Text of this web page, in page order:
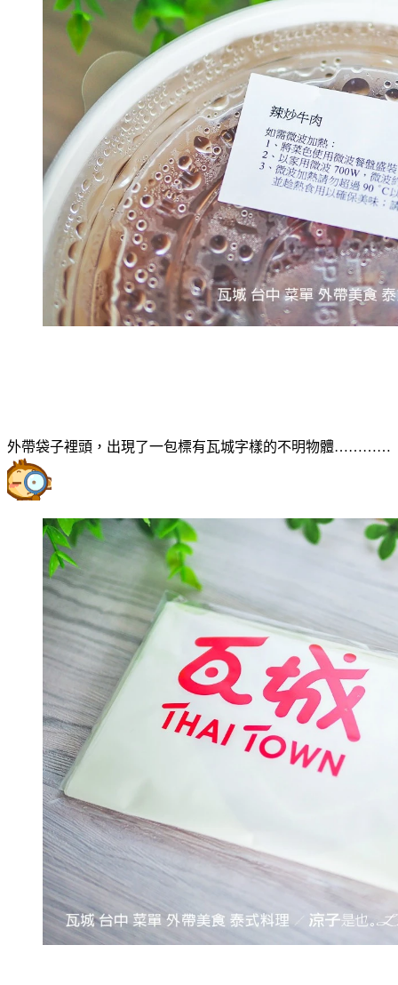
外帶袋子裡頭，出現了一包標有瓦城字樣的不明物體…………